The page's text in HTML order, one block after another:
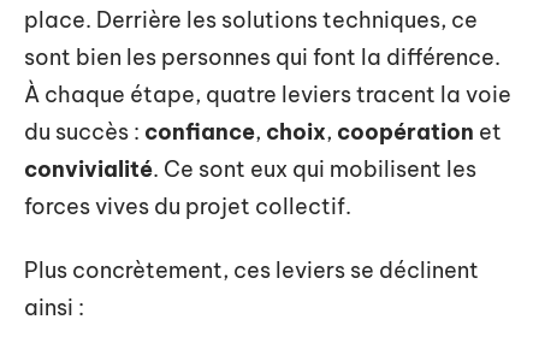
place. Derrière les solutions techniques, ce
sont bien les personnes qui font la différence.
À chaque étape, quatre leviers tracent la voie
du succès : confiance, choix, coopération et
convivialité. Ce sont eux qui mobilisent les
forces vives du projet collectif.
Plus concrètement, ces leviers se déclinent
ainsi :